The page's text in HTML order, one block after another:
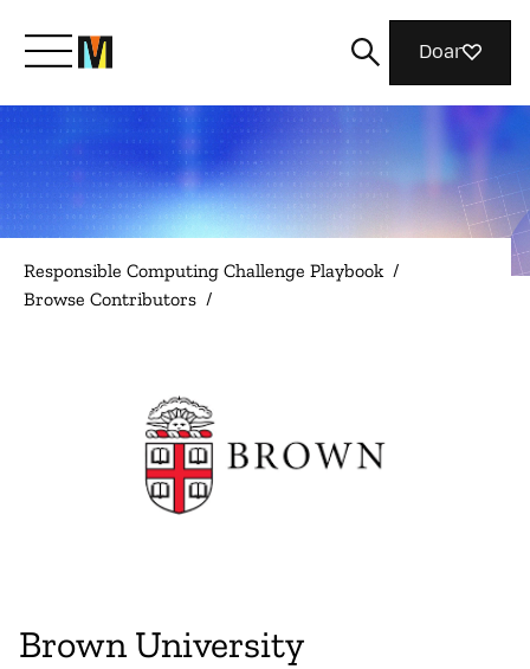
Conheça a Mozilla
O que fazemos
Doar
Responsible Computing Challenge Playbook /
Browse Contributors /
Brown University